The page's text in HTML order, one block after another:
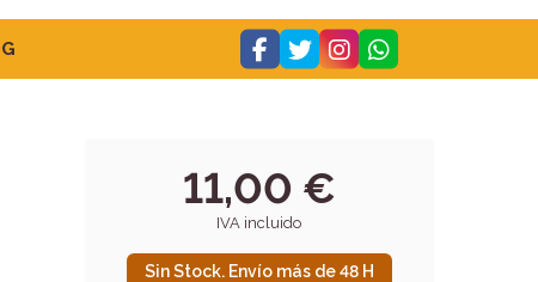
11,00 €
IVA incluido
Sin Stock. Envío más de 48 H